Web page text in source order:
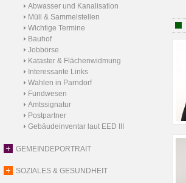
Abwasser und Kanalisation
Müll & Sammelstellen
Wichtige Termine
Bauhof
Jobbörse
Kataster & Flächenwidmung
Interessante Links
Wahlen in Parndorf
Fundwesen
Amtssignatur
Postpartner
Gebäudeinventar laut EED III
GEMEINDEPORTRAIT
SOZIALES & GESUNDHEIT